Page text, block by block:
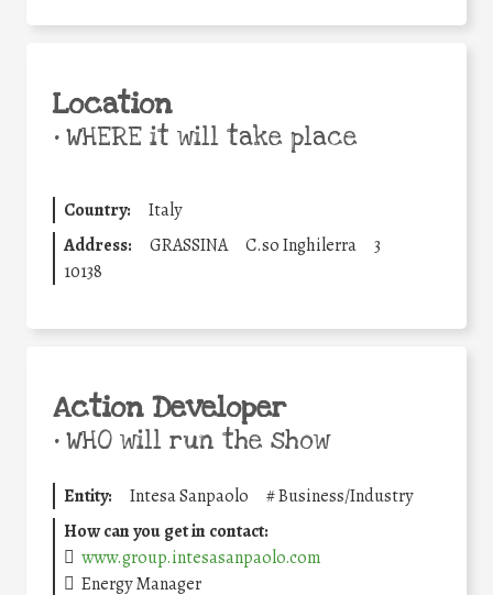
Location
•WHERE it will take place
Country:
Italy
Address:
GRASSINA C.so Inghilerra
3
10138
Action Developer
•WHO will run the show
Entity: Intesa Sanpaolo #Business/Industry
How can you get in contact:
www.group.intesasanpaolo.com
Energy Manager